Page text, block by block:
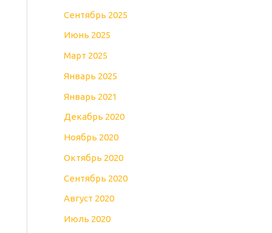
Сентябрь 2025
Июнь 2025
Март 2025
Январь 2025
Январь 2021
Декабрь 2020
Ноябрь 2020
Октябрь 2020
Сентябрь 2020
Август 2020
Июль 2020